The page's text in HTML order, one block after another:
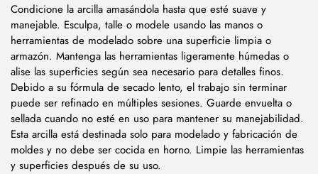
Condicione la arcilla amasándola hasta que esté suave y
manejable. Esculpa, talle o modele usando las manos o
herramientas de modelado sobre una superficie limpia o
armazón. Mantenga las herramientas ligeramente húmedas o
alise las superficies según sea necesario para detalles finos.
Debido a su fórmula de secado lento, el trabajo sin terminar
puede ser refinado en múltiples sesiones. Guarde envuelta o
sellada cuando no esté en uso para mantener su manejabilidad.
Esta arcilla está destinada solo para modelado y fabricación de
moldes y no debe ser cocida en horno. Limpie las herramientas
y superficies después de su uso.